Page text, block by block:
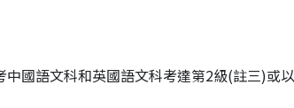
國語文科和英國語文科考達第2級(註三)或